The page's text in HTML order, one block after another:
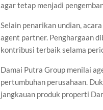
agar tetap menjadi
Selain penarikan undian,
agent partner. Penghargaan
kontribusi terbaik selama
Damai Putra Group menilai
pertumbuhan perusahaan.
jangkauan produk properti